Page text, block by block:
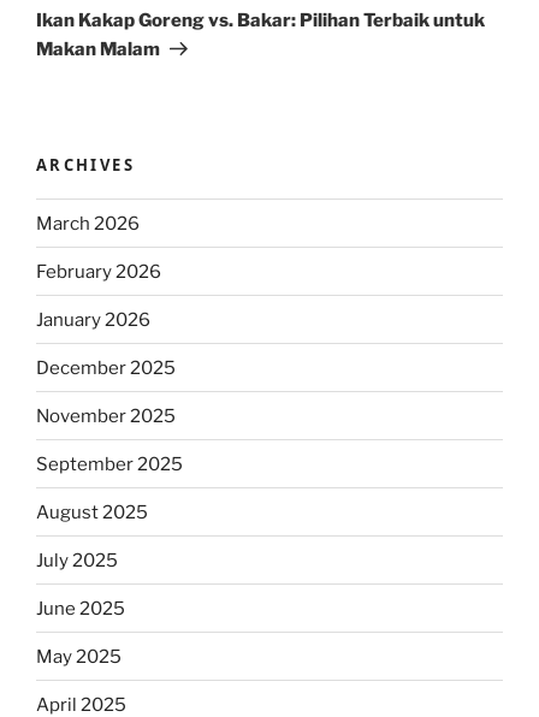
Post
Ikan Kakap Goreng vs. Bakar: Pilihan Terbaik untuk
Makan Malam
ARCHIVES
March 2026
February 2026
January 2026
December 2025
November 2025
September 2025
August 2025
July 2025
June 2025
May 2025
April 2025